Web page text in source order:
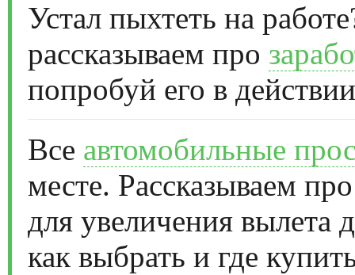
Устал пыхтеть на
рассказываем про
попробуй его в
Все автомобильные
месте. Рассказываем
для увеличения вылета
как выбрать и где